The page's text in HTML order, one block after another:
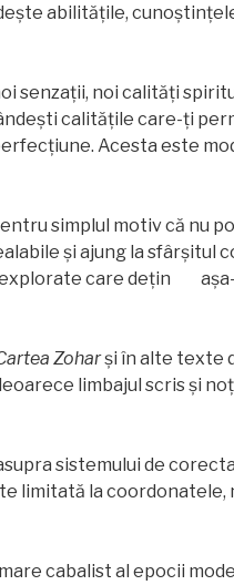
abilitățile,
senzații, noi calități
calitățile care-ţi
Acesta este
simplul motiv că nu
și ajung la sfârșitul
care dețin așa-
Zoharși în alte texte
limbajul scris și
sistemului de
limitată la
cabalist al epocii